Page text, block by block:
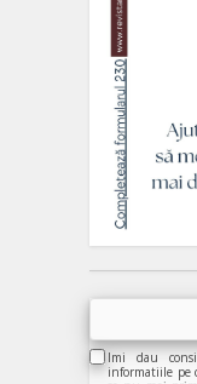
Imi dau
informatiile pe